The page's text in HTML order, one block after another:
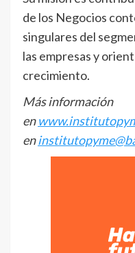
de los Negocios
singulares del
las empresas y
crecimiento.
Más información
en
en